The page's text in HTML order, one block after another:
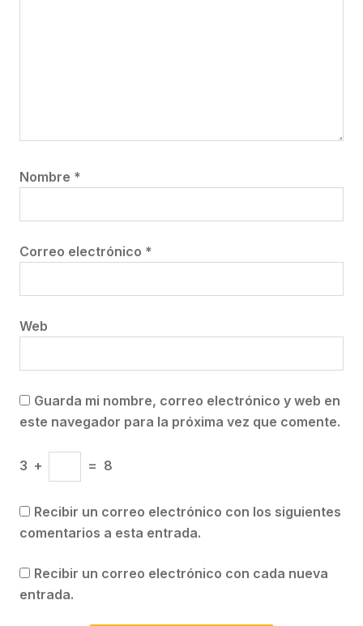
Nombre *
Correo electrónico *
Web
Guarda mi nombre, correo electrónico y web en
este navegador para la próxima vez que comente.
3 + = 8
Recibir un correo electrónico con los siguientes
comentarios a esta entrada.
Recibir un correo electrónico con cada nueva
entrada.